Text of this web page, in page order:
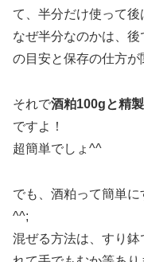
て、半分だけ使って後
なぜ半分なのかは、
の目安と保存の仕方が
それで酒粕100gと精
ですよ！
超簡単でしょ^^
でも、酒粕って簡単
^^;
混ぜる方法は、すり